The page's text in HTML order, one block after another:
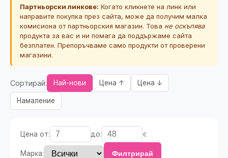
Партньорски линкове: Когато кликнете на линк или
направите покупка през сайта, може да получим малка
комисиона от партньорския магазин. Това не оскъпява
продукта за вас и ни помага да поддържаме сайта
безплатен. Препоръчваме само продукти от проверени
магазини.
Сортирай: Най-нови Цена ↑ Цена ↓
Намаление
Цена от: до: €
Марка: Филтрирай